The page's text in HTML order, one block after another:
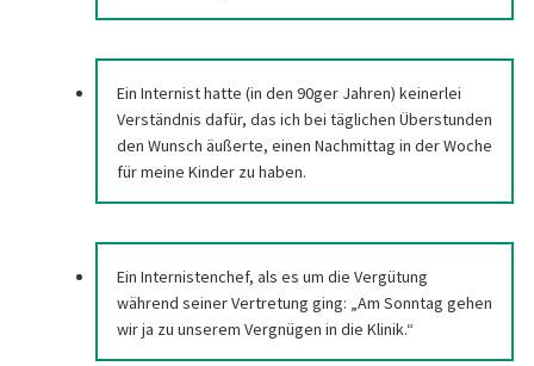
Ein Internist hatte (in den 90ger Jahren) keinerlei
Verständnis dafür, das ich bei täglichen Überstunden
den Wunsch äußerte, einen Nachmittag in der Woche
für meine Kinder zu haben.
Ein Internistenchef, als es um die Vergütung
während seiner Vertretung ging: „Am Sonntag gehen
wir ja zu unserem Vergnügen in die Klinik.“